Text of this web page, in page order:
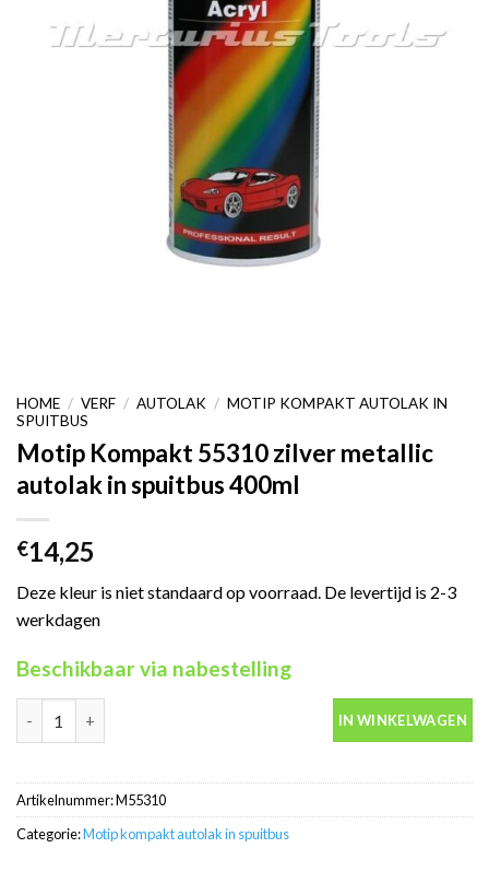
HOME / VERF / AUTOLAK / MOTIP KOMPAKT AUTOLAK IN
SPUITBUS
Motip Kompakt 55310 zilver metallic
autolak in spuitbus 400ml
€14,25
Deze kleur is niet standaard op voorraad. De levertijd is 2-3
werkdagen
Beschikbaar via nabestelling
Motip Kompakt 55310 zilver metallic autolak in spuitbus 400ml
IN WINKELWAGEN
Artikelnummer:M55310
Categorie:Motip kompakt autolak in spuitbus